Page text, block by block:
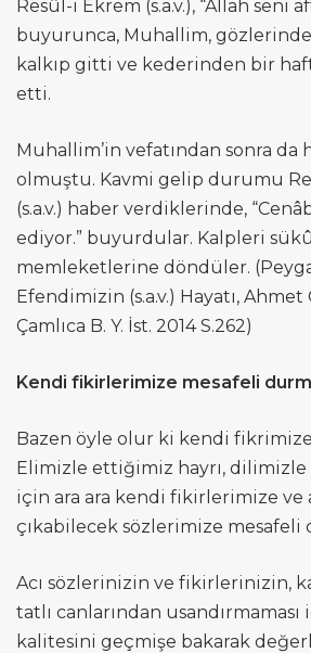
Resûl-i Ekrem (s.a.v.), “Allah seni
buyurunca, Muhallim,
kalkıp gitti ve kederinden bir
etti.
Muhallim’in vefatından sonra
olmuştu. Kavmi gelip durumu
(s.a.v.) haber verdiklerinde,
ediyor.” buyurdular. Kalpleri
memleketlerine döndüler.
Efendimizin (s.a.v.) Hayatı, Ahmet
Çamlıca B. Y. İst. 2014 S.262)
Kendi fikirlerimize mesafeli
Bazen öyle olur ki kendi fikrimize
Elimizle ettiğimiz hayrı,
için ara ara kendi fikirlerimize ve
çıkabilecek sözlerimize mesafeli
Acı sözlerinizin ve fikirlerinizin,
tatlı canlarından
kalitesini geçmişe bakarak